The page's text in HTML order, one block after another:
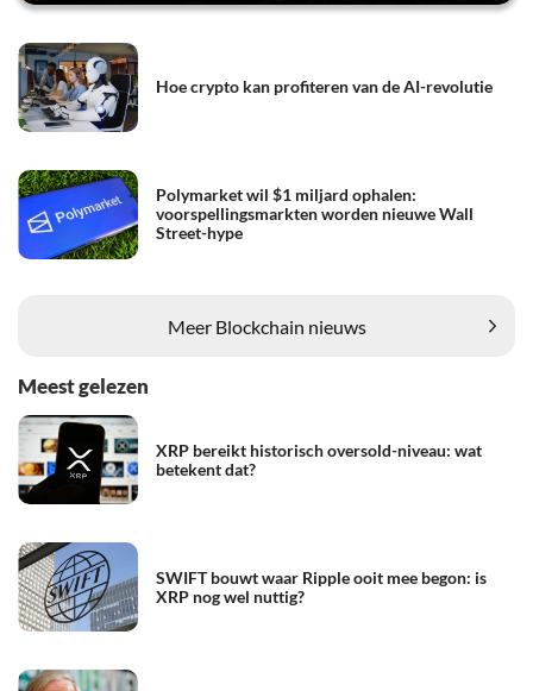
Hoe crypto kan profiteren van de AI-revolutie
Polymarket wil $1 miljard ophalen:
voorspellingsmarkten worden nieuwe Wall
Street-hype
Meer Blockchain nieuws
Meest gelezen
XRP bereikt historisch oversold-niveau: wat
betekent dat?
SWIFT bouwt waar Ripple ooit mee begon: is
XRP nog wel nuttig?